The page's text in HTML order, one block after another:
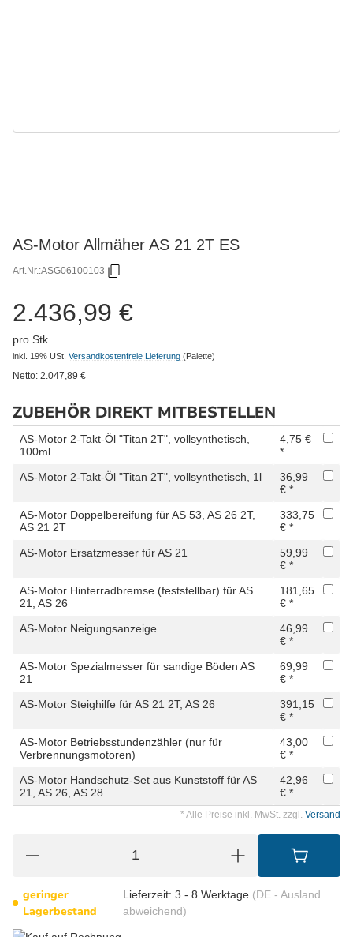
AS-Motor Allmäher AS 21 2T ES
Art.Nr.:ASG06100103
2.436,99 €
pro Stk
inkl. 19% USt. Versandkostenfreie Lieferung (Palette)
Netto: 2.047,89 €
ZUBEHÖR DIREKT MITBESTELLEN
AS-Motor 2-Takt-Öl "Titan 2T", vollsynthetisch,
100ml
4,75 €
*
AS-Motor 2-Takt-Öl "Titan 2T", vollsynthetisch, 1l
36,99
€ *
AS-Motor Doppelbereifung für AS 53, AS 26 2T,
AS 21 2T
333,75
€ *
AS-Motor Ersatzmesser für AS 21
59,99
€ *
AS-Motor Hinterradbremse (feststellbar) für AS
21, AS 26
181,65
€ *
AS-Motor Neigungsanzeige
46,99
€ *
AS-Motor Spezialmesser für sandige Böden AS
21
69,99
€ *
AS-Motor Steighilfe für AS 21 2T, AS 26
391,15
€ *
AS-Motor Betriebsstundenzähler (nur für
Verbrennungsmotoren)
43,00
€ *
AS-Motor Handschutz-Set aus Kunststoff für AS
21, AS 26, AS 28
42,96
€ *
* Alle Preise inkl. MwSt. zzgl. Versand
geringer
Lagerbestand
Lieferzeit: 3 - 8 Werktage (DE - Ausland
abweichend)